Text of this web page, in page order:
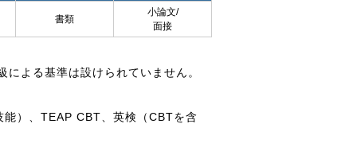
書類
小論文/
面接
よる基準は設けられていません。
）、TEAP CBT、英検（CBTを含